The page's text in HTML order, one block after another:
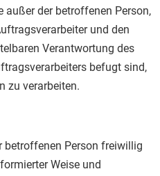
außer der betroffenen Person,
und den
Verantwortung des
befugt sind,
zu verarbeiten.
betroffenen Person freiwillig
Weise und